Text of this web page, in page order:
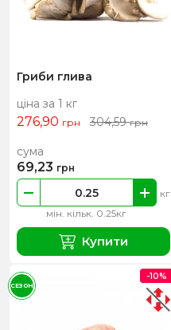
Гриби глива
ціна за 1 кг
276,90 грн 304,59грн
мін. кільк. 0.25кг
кг
сума
69,23 грн
Купити
-10%
СЕЗОН